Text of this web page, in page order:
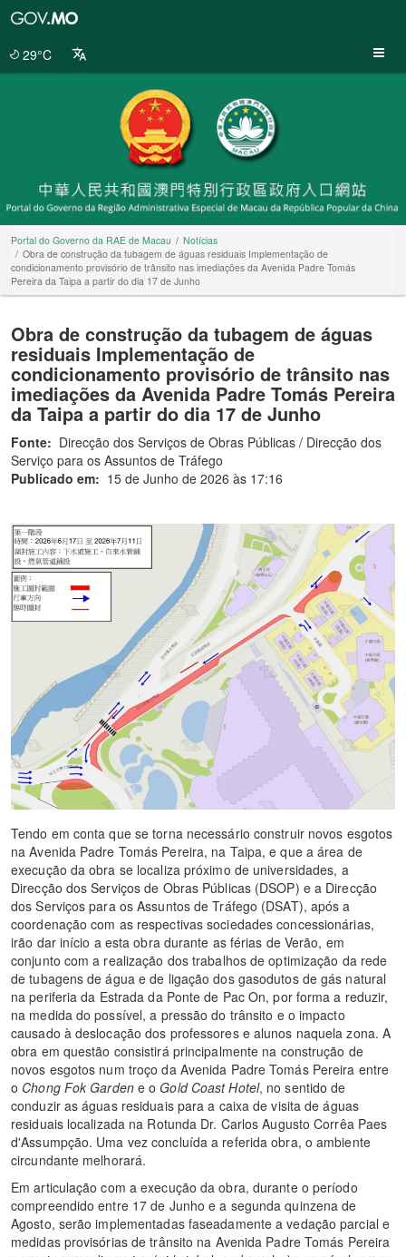
29°C
Portal do Governo da RAE de Macau
Notícias
Obra de construção da tubagem de águas residuais Implementação de
condicionamento provisório de trânsito nas imediações da Avenida Padre Tomás
Pereira da Taipa a partir do dia 17 de Junho
Obra de construção da tubagem de águas
residuais Implementação de
condicionamento provisório de trânsito nas
imediações da Avenida Padre Tomás Pereira
da Taipa a partir do dia 17 de Junho
Fonte: Direcção dos Serviços de Obras Públicas / Direcção dos
Serviço para os Assuntos de Tráfego
Publicado em: 15 de Junho de 2026 às 17:16
Tendo em conta que se torna necessário construir novos esgotos
na Avenida Padre Tomás Pereira, na Taipa, e que a área de
execução da obra se localiza próximo de universidades, a
Direcção dos Serviços de Obras Públicas (DSOP) e a Direcção
dos Serviços para os Assuntos de Tráfego (DSAT), após a
coordenação com as respectivas sociedades concessionárias,
irão dar início a esta obra durante as férias de Verão, em
conjunto com a realização dos trabalhos de optimização da rede
de tubagens de água e de ligação dos gasodutos de gás natural
na periferia da Estrada da Ponte de Pac On, por forma a reduzir,
na medida do possível, a pressão do trânsito e o impacto
causado à deslocação dos professores e alunos naquela zona. A
obra em questão consistirá principalmente na construção de
novos esgotos num troço da Avenida Padre Tomás Pereira entre
o Chong Fok Gardene oGold Coast Hotel, no sentido de
conduzir as águas residuais para a caixa de visita de águas
residuais localizada na Rotunda Dr. Carlos Augusto Corrêa Paes
d'Assumpção. Uma vez concluída a referida obra, o ambiente
circundante melhorará.
Em articulação com a execução da obra, durante o período
compreendido entre 17 de Junho e a segunda quinzena de
Agosto, serão implementadas faseadamente a vedação parcial e
medidas provisórias de trânsito na Avenida Padre Tomás Pereira